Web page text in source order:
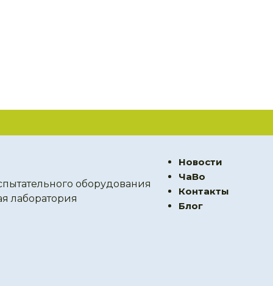
оборудования
лаборатория
Новости
ЧаВо
Контакты
Блог